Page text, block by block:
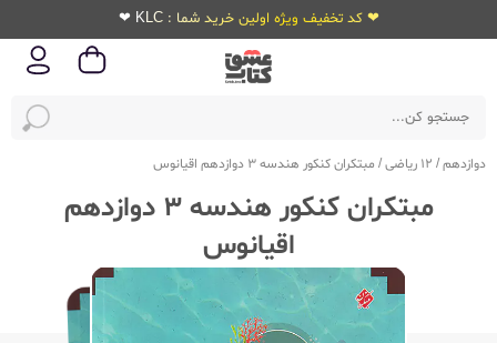
❤ کد تخفیف ویژه اولین خرید شما : KLC ❤
دوازدهم/ 12 ریاضی / مبتکران کنکور هندسه 3 دوازدهم اقیانوس
مبتکران کنکور هندسه 3 دوازدهم
اقیانوس